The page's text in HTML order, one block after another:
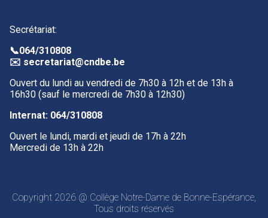
Secrétariat:
📞064/310808
✉️ secretariat@cndbe.be
Ouvert du lundi au vendredi de 7h30 à 12h et de 13h à
16h30 (sauf le mercredi de 7h30 à 12h30)
Internat: 064/310808
Ouvert le lundi, mardi et jeudi de 17h à 22h
Mercredi de 13h à 22h
Copyright 2026 @ Collège Notre-Dame de Bonne-Espérance,
Tous droits réservés